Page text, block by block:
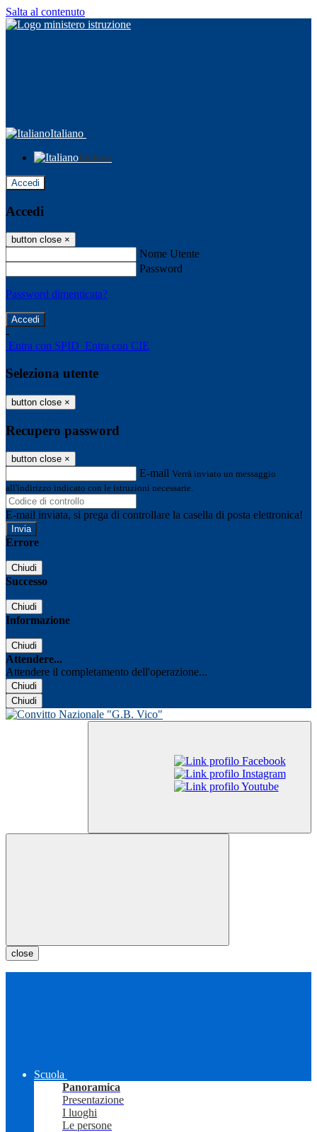
Salta al contenuto
Italiano
Italiano
Accedi
Accedi
button close ×
Nome Utente
Password
Password dimenticata?
-
Entra con SPID Entra con CIE
Seleziona utente
button close ×
Recupero password
button close ×
E-mail Verrà inviato un messaggio
all'indirizzo indicato con le istruzioni necessarie.
E-mail inviata, si prega di controllare la casella di posta elettronica!
Errore
Chiudi
Successo
Chiudi
Informazione
Chiudi
Attendere...
Attendere il completamento dell'operazione...
Chiudi
Chiudi
close
Scuola
Panoramica
Presentazione
I luoghi
Le persone